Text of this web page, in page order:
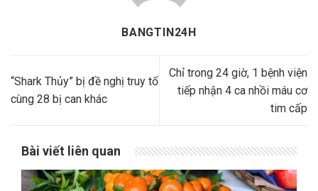
BANGTIN24H
“Shark Thủy” bị đề nghị truy tố
cùng 28 bị can khác
Chỉ trong 24 giờ, 1 bệnh viện
tiếp nhận 4 ca nhồi máu cơ
tim cấp
Bài viết liên quan